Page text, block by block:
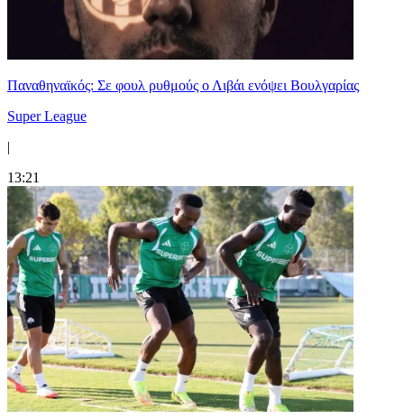
Παναθηναϊκός: Σε φουλ ρυθμούς ο Λιβάι ενόψει Βουλγαρίας
Super League
|
13:21